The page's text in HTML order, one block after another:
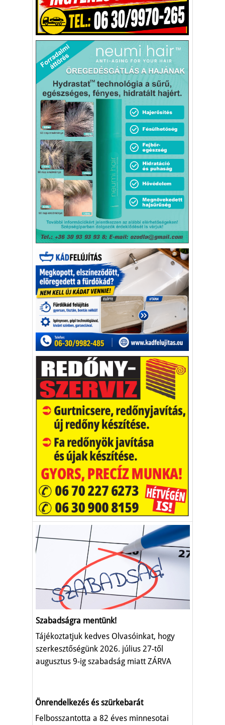
Szabadságra mentünk!
Tájékoztatjuk kedves Olvasóinkat, hogy
szerkesztőségünk 2026. július 27-től
augusztus 9-ig szabadság miatt ZÁRVA
Önrendelkezés és szürkebarát
Felbosszantotta a 82 éves minnesotai